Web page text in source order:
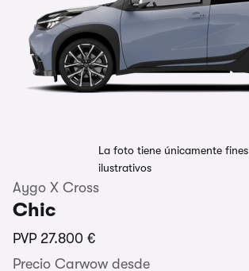
La foto tiene únicamente fines
ilustrativos
Aygo X Cross
Chic
PVP 27.800 €
Precio Carwow desde